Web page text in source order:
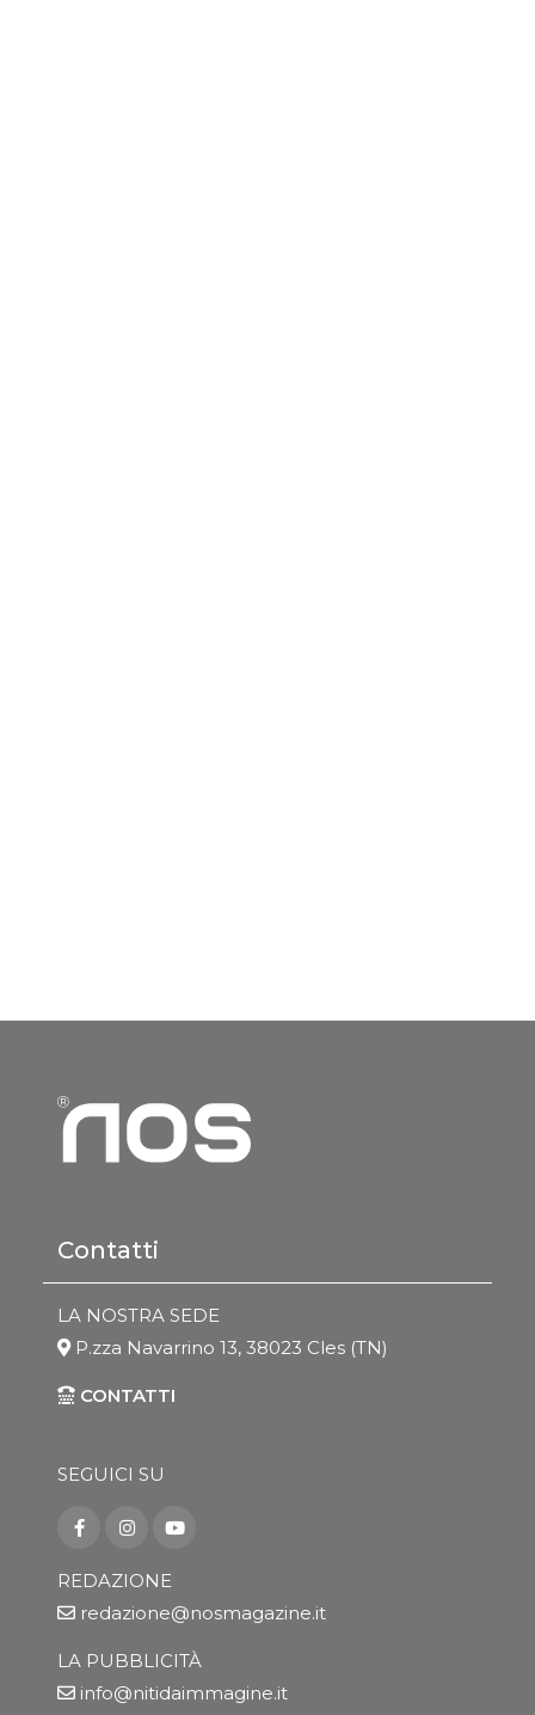
Contatti
LA NOSTRA SEDE
P.zza Navarrino 13, 38023 Cles (TN)
CONTATTI
SEGUICI SU
REDAZIONE
redazione@nosmagazine.it
LA PUBBLICITÀ
info@nitidaimmagine.it